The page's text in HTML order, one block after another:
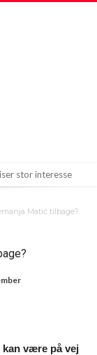
stor interesse
Matić tilbage?
kan være på vej